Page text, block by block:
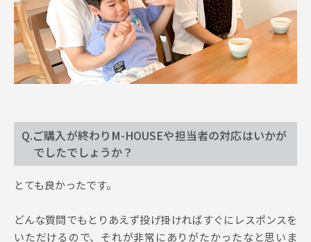
Q.ご購入が終わりM-HOUSEや担当者の対応はいかが
でしたでしょうか？
とても良かったです。
どんな質問でもとりあえず投げ掛ければすぐにレスポンスを
いただけるので、それが非常にありがたかったなと思いま